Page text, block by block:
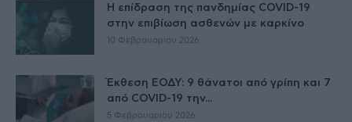
Η επίδραση της πανδημίας COVID-19
στην επιβίωση ασθενών με καρκίνο
10 Φεβρουαρίου 2026
Έκθεση ΕΟΔΥ: 9 θάνατοι από γρίπη και 7
από COVID-19 την...
5 Φεβρουαρίου 2026